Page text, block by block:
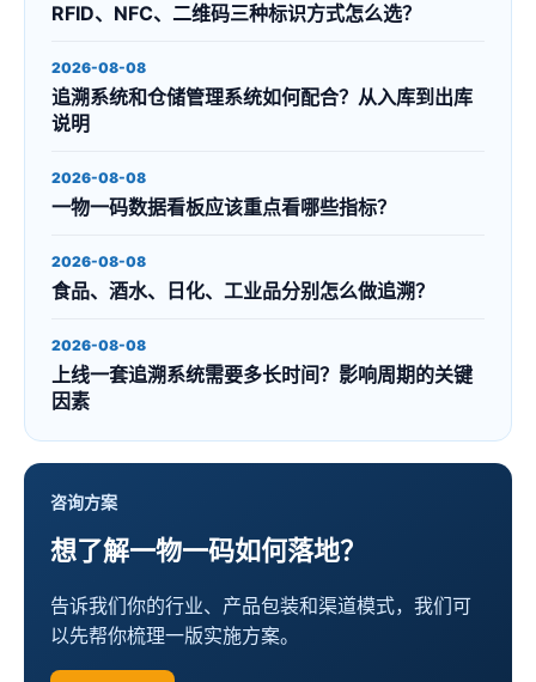
RFID、NFC、二维码三种标识方式怎么选？
2026-08-08
追溯系统和仓储管理系统如何配合？从入库到出库
说明
2026-08-08
一物一码数据看板应该重点看哪些指标？
2026-08-08
食品、酒水、日化、工业品分别怎么做追溯？
2026-08-08
上线一套追溯系统需要多长时间？影响周期的关键
因素
咨询方案
想了解一物一码如何落地？
告诉我们你的行业、产品包装和渠道模式，我们可
以先帮你梳理一版实施方案。